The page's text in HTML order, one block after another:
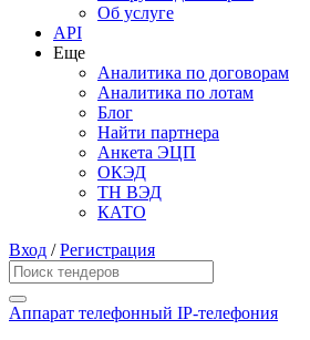
Об услуге
API
Еще
Аналитика по договорам
Аналитика по лотам
Блог
Найти партнера
Анкета ЭЦП
ОКЭД
ТН ВЭД
КАТО
Вход /Регистрация
Аппарат телефонный IP-телефония